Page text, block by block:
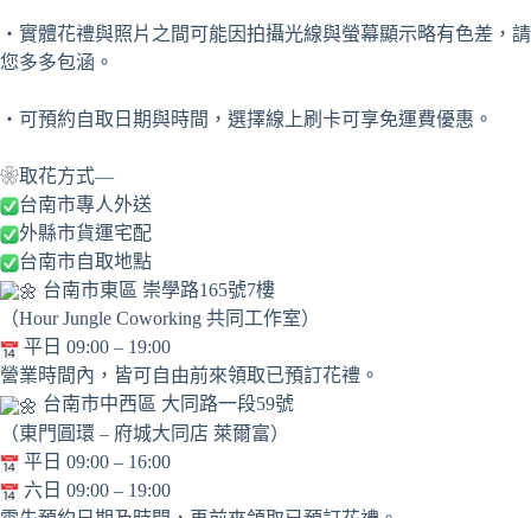
・實體花禮與照片之間可能因拍攝光線與螢幕顯示略有色差，請
您多多包涵。
・可預約自取日期與時間，選擇線上刷卡可享免運費優惠。
❀取花方式—
台南市專人外送
外縣市貨運宅配
台南市自取地點
台南市東區 崇學路165號7樓
（Hour Jungle Coworking 共同工作室）
平日 09:00 – 19:00
營業時間內，皆可自由前來領取已預訂花禮。
台南市中西區 大同路一段59號
（東門圓環 – 府城大同店 萊爾富）
平日 09:00 – 16:00
六日 09:00 – 19:00